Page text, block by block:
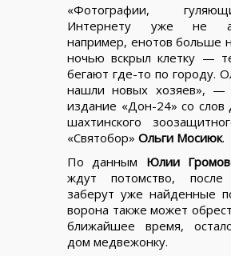
«Фотографии,
Интернету уже не
например, енотов больше
ночью вскрыл клетку —
бегают где-то по городу.
нашли новых хозяев», —
издание «Дон-24» со слов
шахтинского
«Святобор» Ольги Мосиюк.
По данным Юлии
ждут потомство,
заберут уже найденные
ворона также может
ближайшее время,
дом медвежонку.